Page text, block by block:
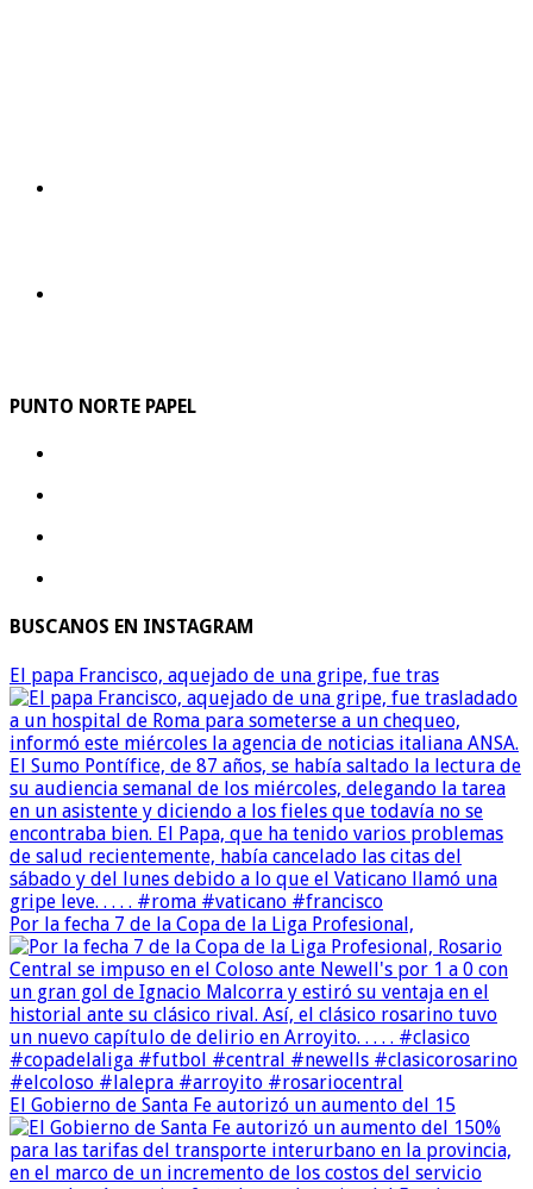
PUNTO NORTE PAPEL
BUSCANOS EN INSTAGRAM
El papa Francisco, aquejado de una gripe, fue tras
Por la fecha 7 de la Copa de la Liga Profesional,
El Gobierno de Santa Fe autorizó un aumento del 15